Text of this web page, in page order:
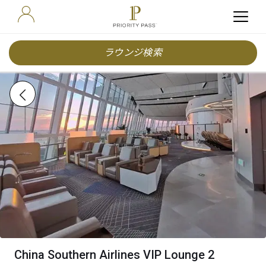
ラウンジ検索
China Southern Airlines VIP Lounge 2